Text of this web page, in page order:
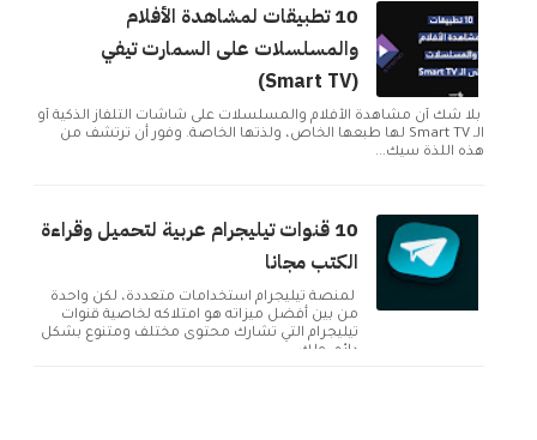
10 تطبيقات لمشاهدة الأفلام
والمسلسلات على السمارت تيفي
(Smart TV)
بلا شك أن مشاهدة الأفلام والمسلسلات على شاشات التلفاز الذكية أو
الـ Smart TV لها طبعها الخاص، ولذتها الخاصة. وفور أن ترتشف من
هذه اللذة سيك...
10 قنوات تيليجرام عربية لتحميل وقراءة
الكتب مجانا
لمنصة تيليجرام استخدامات متعددة، لكن واحدة
من بين أفضل ميزاته هو امتلاكه لخاصية قنوات
تيليجرام التي تشارك محتوى مختلف ومتنوع بشكل
دائم. ولك...